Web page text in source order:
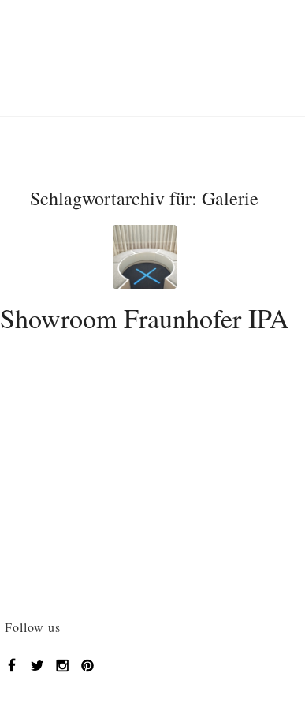
Schlagwortarchiv für: Galerie
Showroom Fraunhofer IPA
Follow us